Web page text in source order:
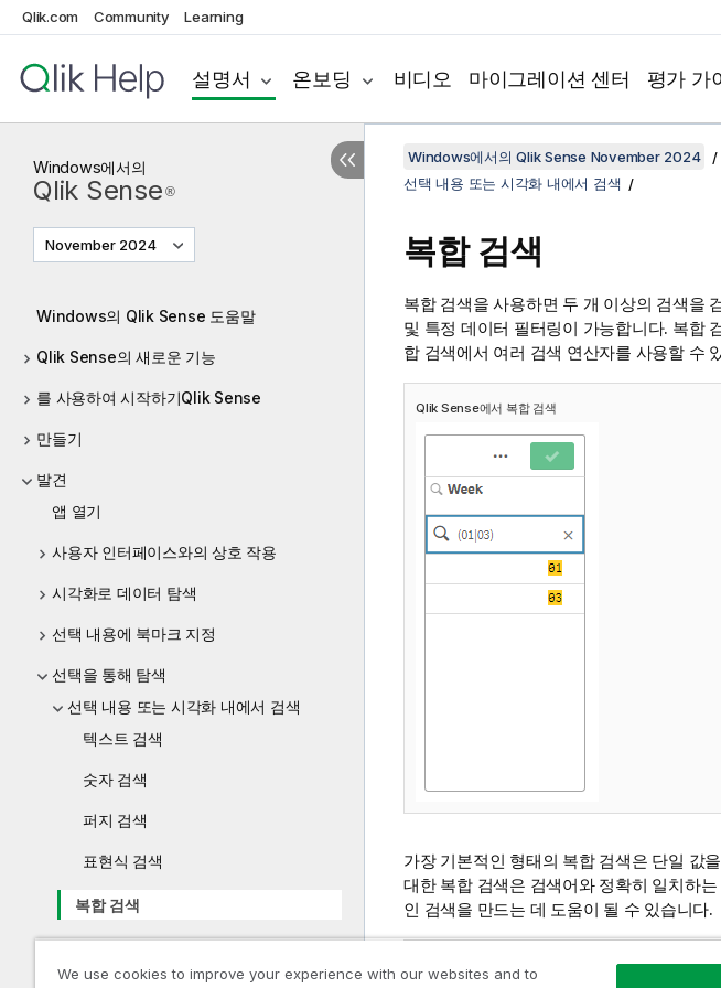
Qlik.com Community Learning
설명서 온보딩 비디오 마이그레이션 센터 평가 가
Windows에서의
Qlik Sense ®
November 2024
Windows의 Qlik Sense 도움말
Qlik Sense의 새로운 기능
를 사용하여 시작하기Qlik Sense
만들기
발견
앱 열기
사용자 인터페이스와의 상호 작용
시각화로 데이터 탐색
선택 내용에 북마크 지정
선택을 통해 탐색
선택 내용 또는 시각화 내에서 검색
텍스트 검색
숫자 검색
퍼지 검색
표현식 검색
복합 검색
Windows에서의 Qlik Sense November 2024
선택 내용 또는 시각화 내에서 검색
복합 검색
복합 검색을 사용하면 두 개 이상의 검색을
및 특정 데이터 필터링이 가능합니다. 복합
합 검색에서 여러 검색 연산자를 사용할 수
Qlik Sense에서 복합 검색
가장 기본적인 형태의 복합 검색은 단일 값
대한 복합 검색은 검색어와 정확히 일치하
인 검색을 만드는 데 도움이 될 수 있습니다.
We use cookies to improve your experience with our websites and to